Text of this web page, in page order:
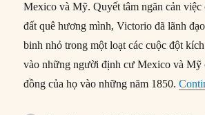
Mexico và Mỹ. Quyết tâm ngăn cản việc
đất quê hương mình, Victorio đã lãnh
binh nhỏ trong một loạt các cuộc đột
vào những người định cư Mexico và Mỹ
đồng của họ vào những năm 1850.